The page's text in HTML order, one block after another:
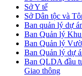
Sở Y tế
Sở Dân tộc và
Ban quản lý dự
Ban Quản lý
Ban Quản lý
Ban Quản lý dự
Ban QLDA đầu
Giao thông